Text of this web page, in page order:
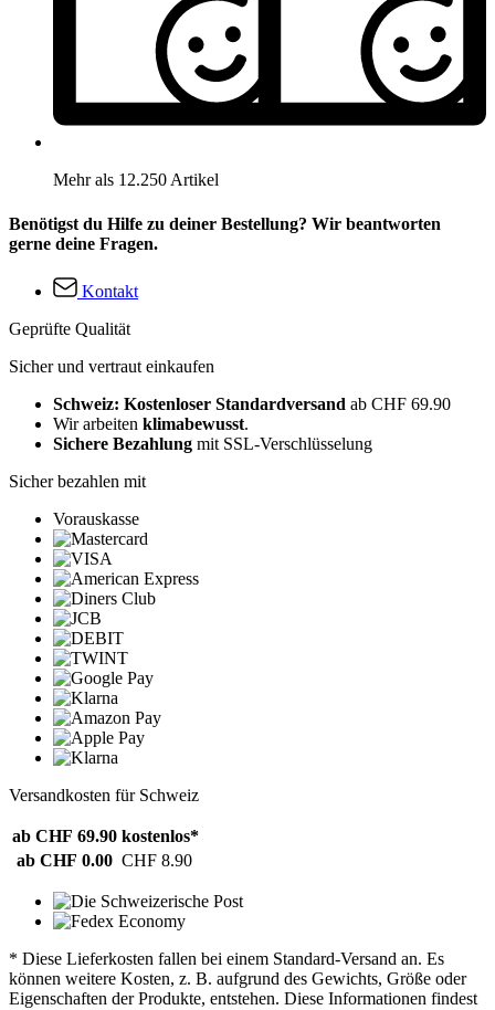
Mehr als 12.250 Artikel
Benötigst du Hilfe zu deiner Bestellung? Wir beantworten
gerne deine Fragen.
Kontakt
Geprüfte Qualität
Sicher und vertraut einkaufen
Schweiz: Kostenloser Standardversand ab CHF 69.90
Wir arbeiten klimabewusst.
Sichere Bezahlung mit SSL-Verschlüsselung
Sicher bezahlen mit
Vorauskasse
Versandkosten für Schweiz
ab CHF 69.90 kostenlos*
ab CHF 0.00 CHF 8.90
* Diese Lieferkosten fallen bei einem Standard-Versand an. Es
können weitere Kosten, z. B. aufgrund des Gewichts, Größe oder
Eigenschaften der Produkte, entstehen. Diese Informationen findest